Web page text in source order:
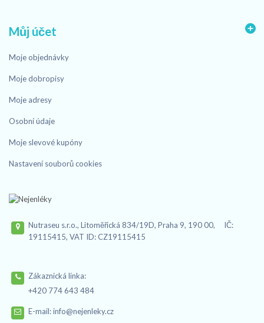
Můj účet
Moje objednávky
Moje dobropisy
Moje adresy
Osobní údaje
Moje slevové kupóny
Nastavení souborů cookies
Nutraseu s.r.o., Litoměřická 834/19D, Praha 9, 190 00, IČ:
19115415, VAT ID: CZ19115415
Zákaznická linka:
+420 774 643 484
E-mail:info@nejenleky.cz